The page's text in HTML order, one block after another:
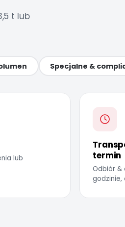
t lub
Specjalne &
lub
termin
Odbiór &
godzinie,